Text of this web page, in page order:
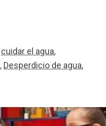
cuidar el agua,
, Desperdicio de agua,